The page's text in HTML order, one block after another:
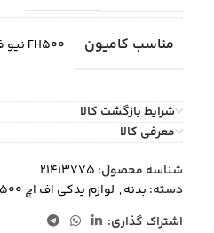
مناسب کامیون FH500 نیو فیس
شرایط بازگشت کالا
معرفی کالا
شناسه محصول: 21413775
دسته: بدنه, لوازم یدکی اف اچ 500 نیو فیس | FH500 نیوفیس
اشتراک گذاری: